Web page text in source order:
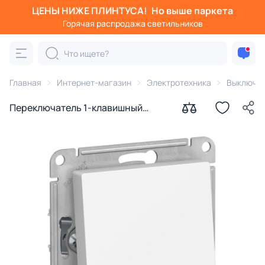
ЦЕНЫ НИЖЕ ПЛИНТУСА! Но выше паркета
Горячая распродажа светильников
Главная Интернет-магазин Электротехника
Переключатель 1-клавишный